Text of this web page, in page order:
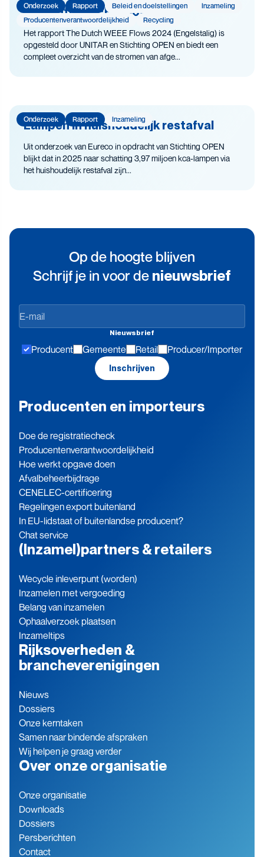
Onderzoek Rapport Beleid en doelstellingen
Inzameling
Producenten­­­­verantwoor­delijk­heid
Recycling
The Dutch WEEE Flows
Het rapport The Dutch WEEE Flows 2024 (Engelstalig) is
opgesteld door UNITAR en Stichting OPEN en biedt een
compleet overzicht van de stromen van afge...
Onderzoek Rapport Inzameling
Lampen in huishoudelijk restafval
Uit onderzoek van Eureco in opdracht van Stichting OPEN
blijkt dat in 2025 naar schatting 3,97 miljoen kca-lampen via
het huishoudelijk restafval zijn...
Op de hoogte blijven
Schrijf je in voor de nieuwsbrief
Op
de
blijven
Nieuwsbrief
Producent Gemeente Retail Producer/Importer
Inschrijven
Producenten en importeurs
Doe de registratiecheck
Producenten­verantwoordelijkheid
Hoe werkt opgave doen
Afvalbeheerbijdrage
CENELEC-certificering
Regelingen export buitenland
In EU-lidstaat of buitenlandse producent?
Chat service
(Inzamel)partners & retailers
Wecycle inleverpunt (worden)
Inzamelen met vergoeding
Belang van inzamelen
Ophaalverzoek plaatsen
Inzameltips
Rijksoverheden &
brancheverenigingen
Nieuws
Dossiers
Onze kerntaken
Samen naar bindende afspraken
Wij helpen je graag verder
Over onze organisatie
Onze organisatie
Downloads
Dossiers
Persberichten
Contact